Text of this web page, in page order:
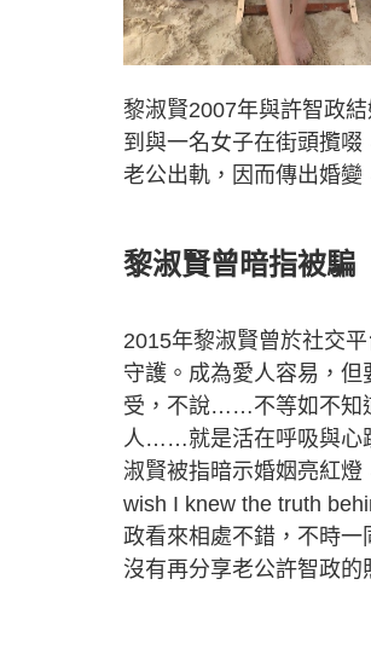
黎淑賢2007年與許智政
到與一名女子在街頭攬
老公出軌，因而傳出婚變
黎淑賢曾暗指被騙
2015年黎淑賢曾於社交
守護。成為愛人容易，
受，不說……不等如不知
人……就是活在呼吸與心
淑賢被指暗示婚姻亮紅
wish I knew the truth
政看來相處不錯，不時
沒有再分享老公許智政的